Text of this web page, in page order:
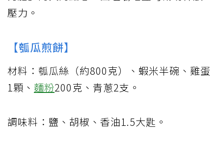
壓力。
【瓠瓜煎餅】
材料：瓠瓜絲（約800克）、蝦米半碗、雞蛋
1顆、 麵粉200克、青蔥2支。
調味料：鹽、胡椒、香油1.5大匙。